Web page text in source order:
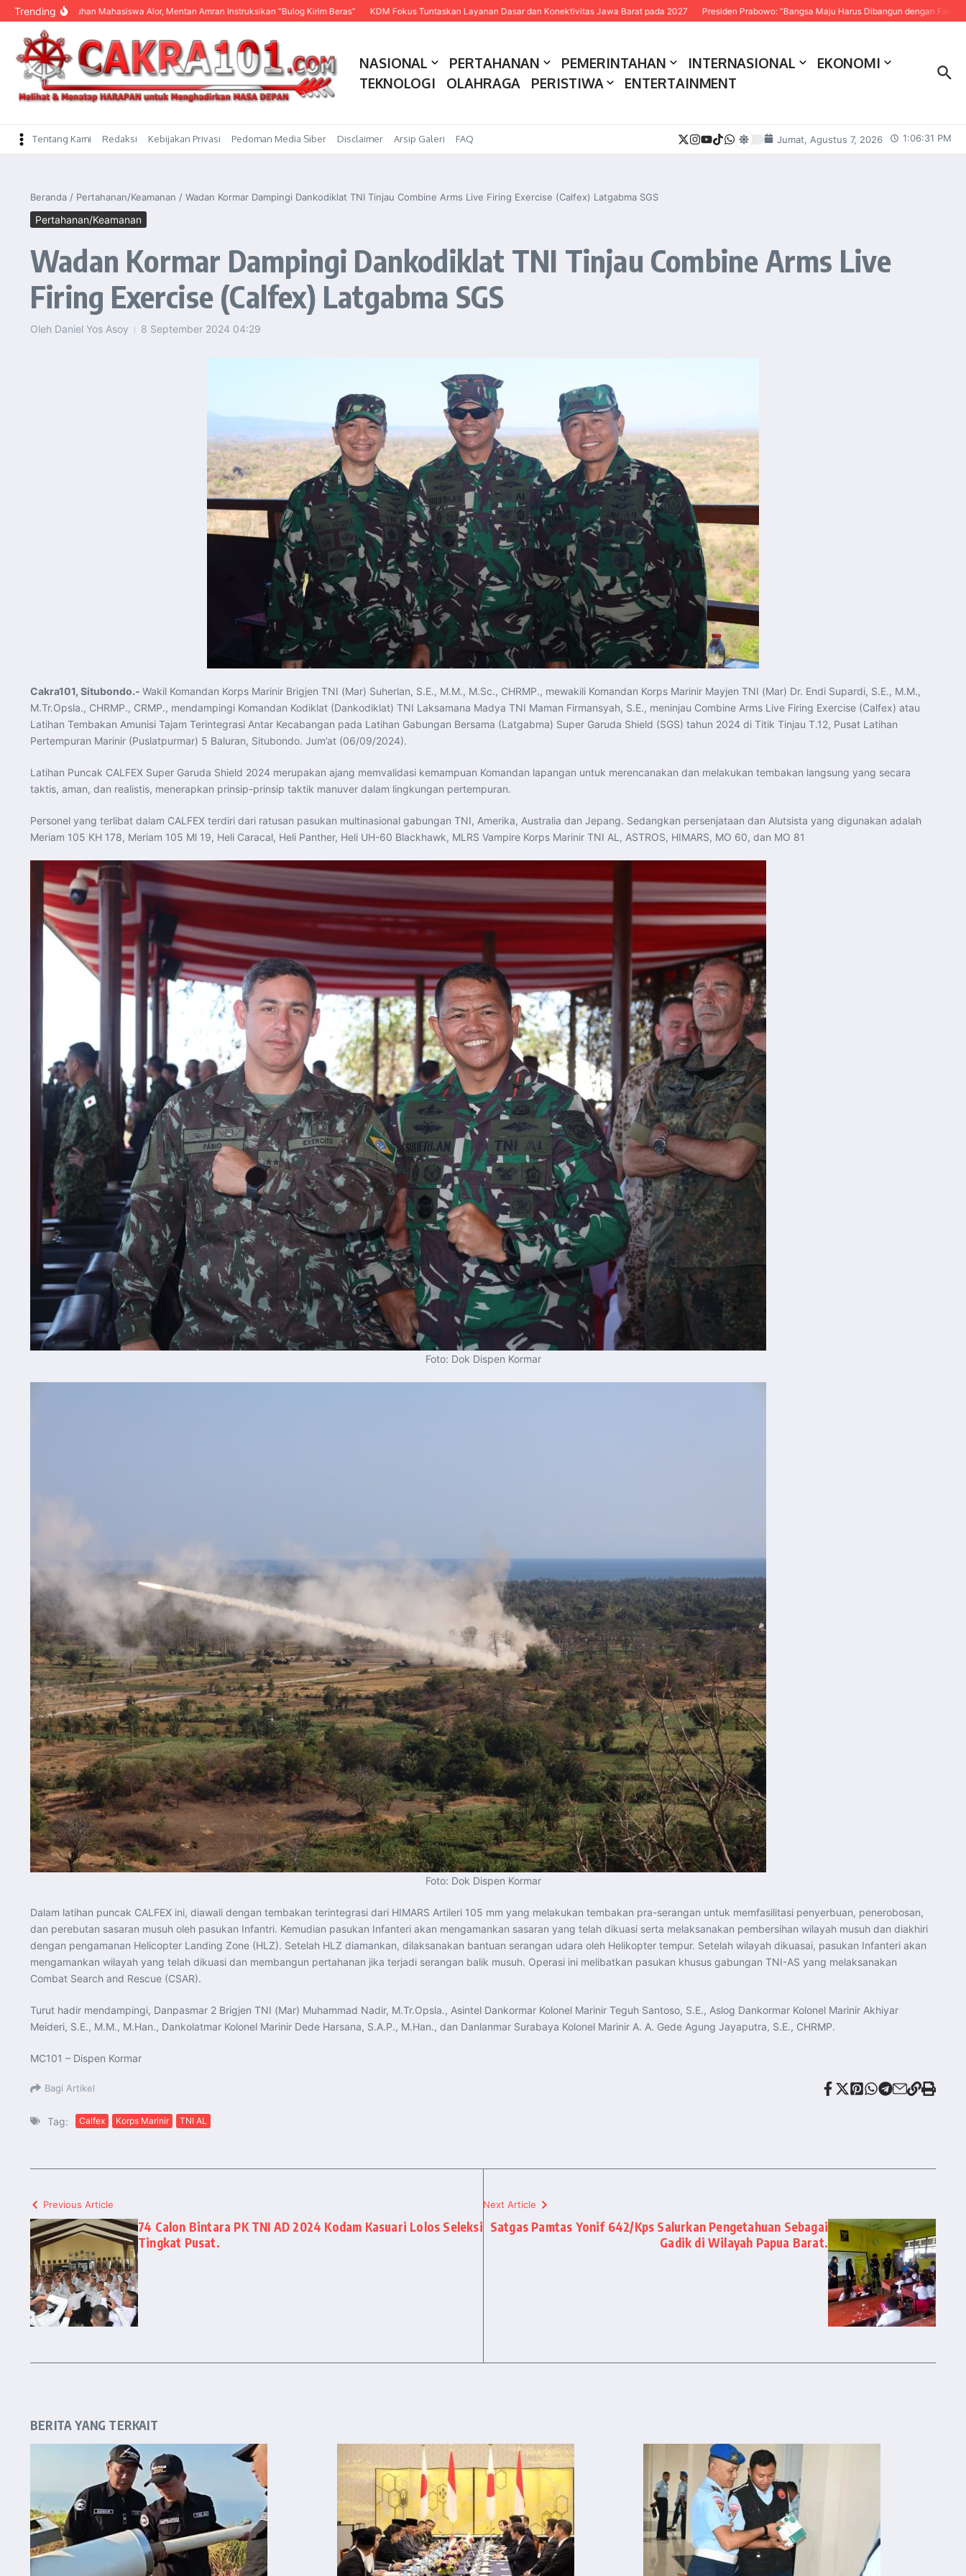
content
Trending
Keluhan Mahasiswa Alor, Mentan Amran Instruksikan “Bulog Kirim Beras” KDM Fokus Tuntaskan Layanan Dasar dan Konektivitas Jawa Barat pada 2027 Presiden Prabowo: “Bangsa Maju Harus Dibangun dengan Fakta dan Sains”
NASIONAL PERTAHANAN PEMERINTAHAN INTERNASIONAL
EKONOMI
TEKNOLOGI
OLAHRAGA PERISTIWA ENTERTAINMENT
Tentang Kami Redaksi Kebijakan Privasi Pedoman Media Siber Disclaimer Arsip Galeri FAQ Jumat, Agustus 7, 2026 1:06:33 PM
Beranda / Pertahanan/Keamanan / Wadan Kormar Dampingi Dankodiklat TNI Tinjau Combine Arms Live Firing Exercise (Calfex) Latgabma SGS
Pertahanan/Keamanan
Wadan Kormar Dampingi Dankodiklat TNI Tinjau Combine Arms Live
Firing Exercise (Calfex) Latgabma SGS
Oleh Daniel Yos Asoy 8 September 2024 04:29
Cakra101, Situbondo.- Wakil Komandan Korps Marinir Brigjen TNI (Mar) Suherlan, S.E., M.M., M.Sc., CHRMP., mewakili Komandan Korps Marinir Mayjen TNI (Mar) Dr. Endi Supardi, S.E., M.M.,
M.Tr.Opsla., CHRMP., CRMP., mendampingi Komandan Kodiklat (Dankodiklat) TNI Laksamana Madya TNI Maman Firmansyah, S.E., meninjau Combine Arms Live Firing Exercise (Calfex) atau
Latihan Tembakan Amunisi Tajam Terintegrasi Antar Kecabangan pada Latihan Gabungan Bersama (Latgabma) Super Garuda Shield (SGS) tahun 2024 di Titik Tinjau T.12, Pusat Latihan
Pertempuran Marinir (Puslatpurmar) 5 Baluran, Situbondo. Jum’at (06/09/2024).
Latihan Puncak CALFEX Super Garuda Shield 2024 merupakan ajang memvalidasi kemampuan Komandan lapangan untuk merencanakan dan melakukan tembakan langsung yang secara
taktis, aman, dan realistis, menerapkan prinsip-prinsip taktik manuver dalam lingkungan pertempuran.
Personel yang terlibat dalam CALFEX terdiri dari ratusan pasukan multinasional gabungan TNI, Amerika, Australia dan Jepang. Sedangkan persenjataan dan Alutsista yang digunakan adalah
Meriam 105 KH 178, Meriam 105 Ml 19, Heli Caracal, Heli Panther, Heli UH-60 Blackhawk, MLRS Vampire Korps Marinir TNI AL, ASTROS, HIMARS, MO 60, dan MO 81
Foto: Dok Dispen Kormar
Foto: Dok Dispen Kormar
Dalam latihan puncak CALFEX ini, diawali dengan tembakan terintegrasi dari HIMARS Artileri 105 mm yang melakukan tembakan pra-serangan untuk memfasilitasi penyerbuan, penerobosan,
dan perebutan sasaran musuh oleh pasukan Infantri. Kemudian pasukan Infanteri akan mengamankan sasaran yang telah dikuasi serta melaksanakan pembersihan wilayah musuh dan diakhiri
dengan pengamanan Helicopter Landing Zone (HLZ). Setelah HLZ diamankan, dilaksanakan bantuan serangan udara oleh Helikopter tempur. Setelah wilayah dikuasai, pasukan Infanteri akan
mengamankan wilayah yang telah dikuasi dan membangun pertahanan jika terjadi serangan balik musuh. Operasi ini melibatkan pasukan khusus gabungan TNI-AS yang melaksanakan
Combat Search and Rescue (CSAR).
Turut hadir mendampingi, Danpasmar 2 Brigjen TNI (Mar) Muhammad Nadir, M.Tr.Opsla., Asintel Dankormar Kolonel Marinir Teguh Santoso, S.E., Aslog Dankormar Kolonel Marinir Akhiyar
Meideri, S.E., M.M., M.Han., Dankolatmar Kolonel Marinir Dede Harsana, S.A.P., M.Han., dan Danlanmar Surabaya Kolonel Marinir A. A. Gede Agung Jayaputra, S.E., CHRMP.
MC101 – Dispen Kormar
Bagi Artikel
Tag: Calfex Korps Marinir TNI AL
Previous Article
74 Calon Bintara PK TNI AD 2024 Kodam Kasuari Lolos Seleksi
Tingkat Pusat.
Next Article
Satgas Pamtas Yonif 642/Kps Salurkan Pengetahuan Sebagai
Gadik di Wilayah Papua Barat.
BERITA YANG TERKAIT